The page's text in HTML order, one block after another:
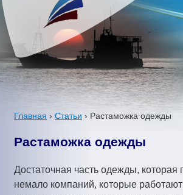
л
в
н
е
з
Главная › Статьи › Растаможка одежды
Растаможка одежды
Достаточная часть одежды,
немало компаний, которые